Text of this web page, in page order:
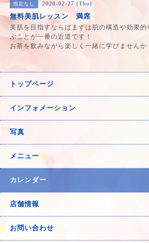
指定なし 2020-02-27 (Thu)
無料美肌レッスン 満席
美肌を目指すならばまずは肌の構造や効果
ぶことが一番の近道です！
お茶を飲みながら楽しく一緒に学びませんか
トップページ
インフォメーション
写真
メニュー
カレンダー
店舗情報
お問い合わせ